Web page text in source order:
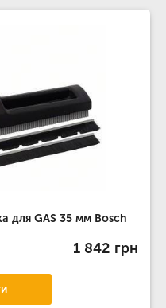
для GAS 35 мм Bosch
1 842 грн